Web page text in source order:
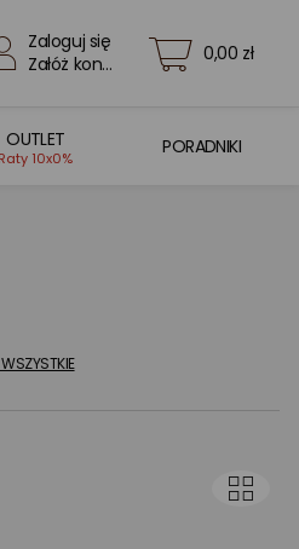
Zaloguj się
Załóż konto
0,00 zł
OUTLET
Raty 10x0%
PORADNIKI